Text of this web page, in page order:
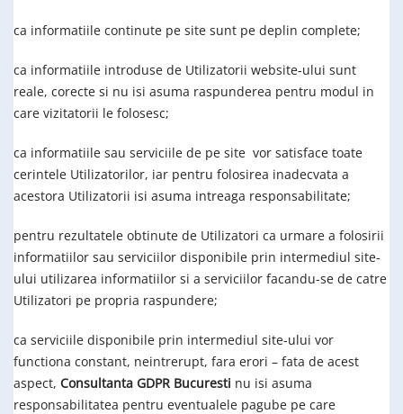
ca informatiile continute pe site sunt pe deplin complete;
ca informatiile introduse de Utilizatorii website-ului sunt
reale, corecte si nu isi asuma raspunderea pentru modul in
care vizitatorii le folosesc;
ca informatiile sau serviciile de pe site vor satisface toate
cerintele Utilizatorilor, iar pentru folosirea inadecvata a
acestora Utilizatorii isi asuma intreaga responsabilitate;
pentru rezultatele obtinute de Utilizatori ca urmare a folosirii
informatiilor sau serviciilor disponibile prin intermediul site-
ului utilizarea informatiilor si a serviciilor facandu-se de catre
Utilizatori pe propria raspundere;
ca serviciile disponibile prin intermediul site-ului vor
functiona constant, neintrerupt, fara erori – fata de acest
aspect, Consultanta GDPR Bucuresti nu isi asuma
responsabilitatea pentru eventualele pagube pe care